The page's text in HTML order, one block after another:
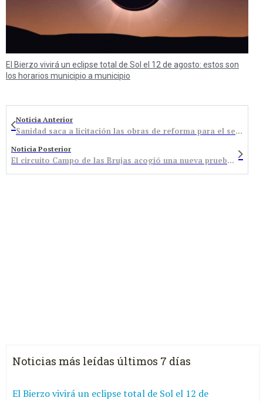
El Bierzo vivirá un eclipse total de Sol el 12 de agosto: estos son
los horarios municipio a municipio
Noticia Anterior
Sanidad saca a licitación las obras de reforma para el servicio de rehabilitación del Hospital del Bierzo por 2.262.037 euros
Noticia Posterior
El circuito Campo de las Brujas acogió una nueva prueba regional de BTT
Noticias más leídas últimos 7 días
El Bierzo vivirá un eclipse total de Sol el 12 de